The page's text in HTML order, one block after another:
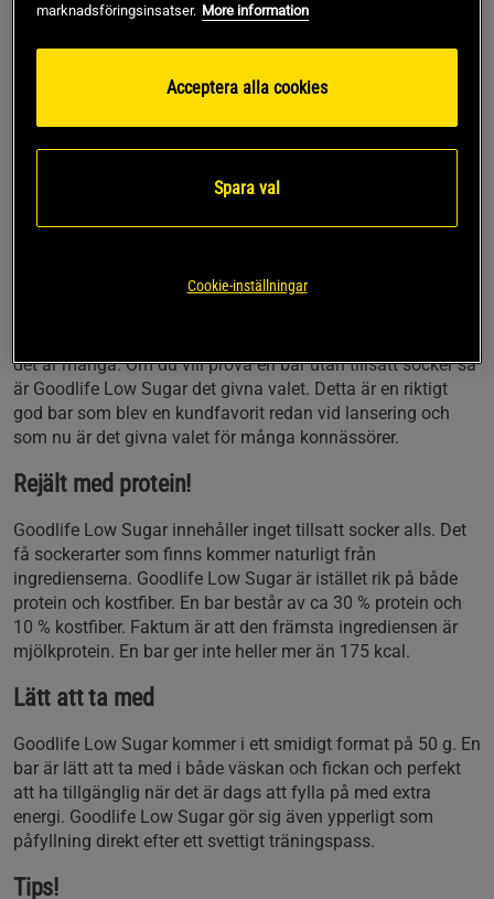
ger max 175 kcal men innehåller över 15 g protein och 5 - 6
fantastiskt goda smaker.
Mycket kostfiber
Inget tillsatt socker
det är många. Om du vill prova en bar utan tillsatt socker så
är Goodlife Low Sugar det givna valet. Detta är en riktigt
god bar som blev en kundfavorit redan vid lansering och
som nu är det givna valet för många konnässörer.
Rejält med protein!
Goodlife Low Sugar innehåller inget tillsatt socker alls. Det
få sockerarter som finns kommer naturligt från
ingredienserna. Goodlife Low Sugar är istället rik på både
protein och kostfiber. En bar består av ca 30 % protein och
10 % kostfiber. Faktum är att den främsta ingrediensen är
mjölkprotein. En bar ger inte heller mer än 175 kcal.
Lätt att ta med
Goodlife Low Sugar kommer i ett smidigt format på 50 g. En
bar är lätt att ta med i både väskan och fickan och perfekt
att ha tillgänglig när det är dags att fylla på med extra
energi. Goodlife Low Sugar gör sig även ypperligt som
påfyllning direkt efter ett svettigt träningspass.
Tips!
marknadsföringsinsatser. More information
Acceptera alla cookies
Spara val
Cookie-inställningar